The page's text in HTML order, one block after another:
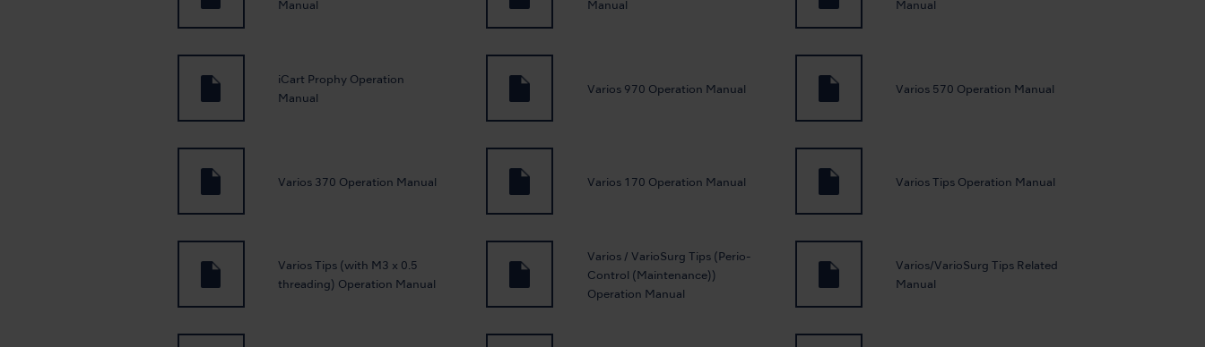
Manual
Manual
Manual
iCart Prophy Operation
Manual
Varios 970 Operation Manual Varios 570 Operation Manual
Varios 370 Operation Manual Varios 170 Operation Manual Varios Tips Operation Manual
Varios Tips (with M3 x 0.5
threading) Operation Manual
Varios / VarioSurg Tips (Perio-
Control (Maintenance))
Operation Manual
Varios/VarioSurg Tips Related
Manual